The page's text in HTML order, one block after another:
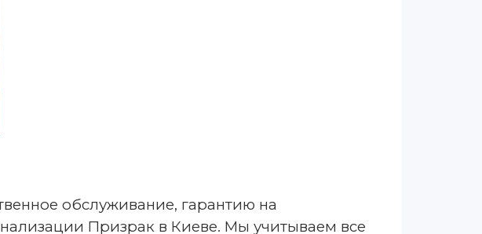
обслуживание, гарантию на
Призрак в Киеве. Мы учитываем все